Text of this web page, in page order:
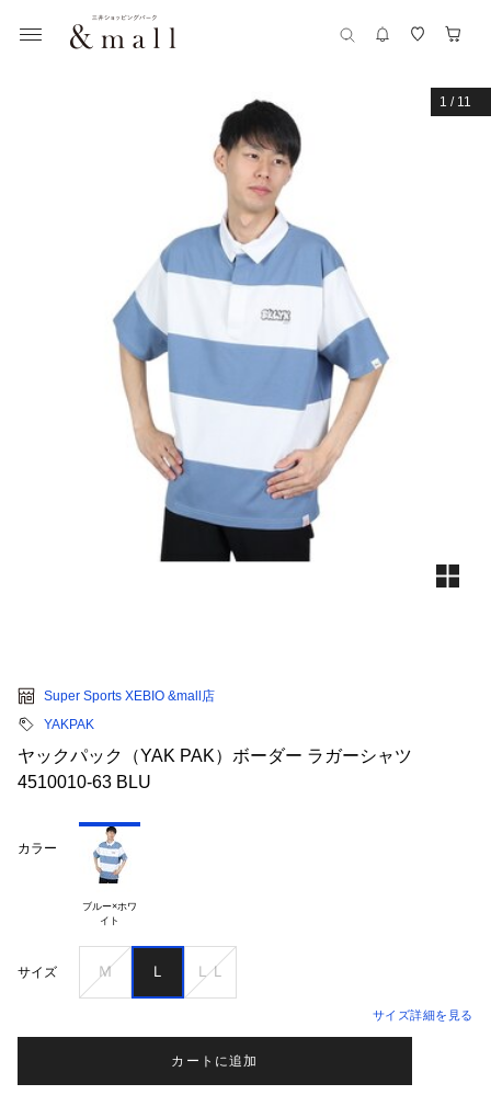
1 / 11
Super Sports XEBIO &mall店
YAKPAK
ヤックパック（YAK PAK）ボーダー ラガーシャツ
4510010-63 BLU
カラー
ブルー×ホワ
サイズ Ｍ Ｌ ＬＬ
サイズ詳細を見る
カートに追加